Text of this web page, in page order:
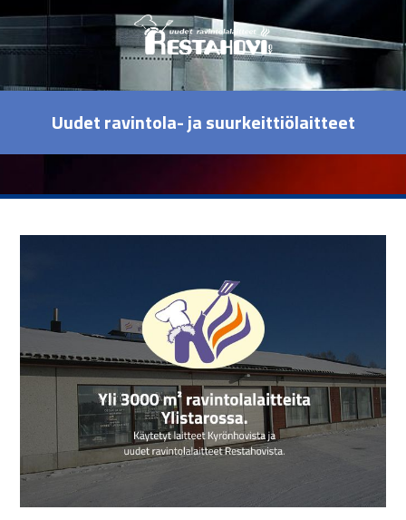
Uudet ravintola- ja suurkeittiölaitteet